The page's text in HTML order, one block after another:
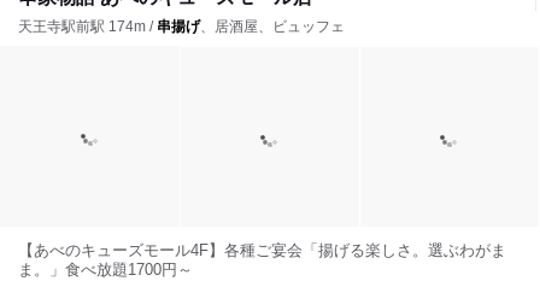
天王寺駅前駅 174m / 串揚げ、居酒屋、ビュッフェ
【あべのキューズモール4F】各種ご宴会「揚げる楽しさ。選ぶわがま
ま。」食べ放題1700円～